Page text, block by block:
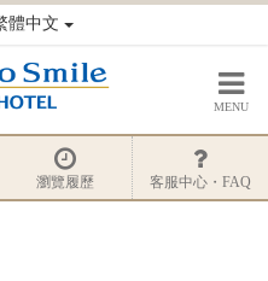
體中文
MENU
瀏覽履歷 客服中心・FAQ